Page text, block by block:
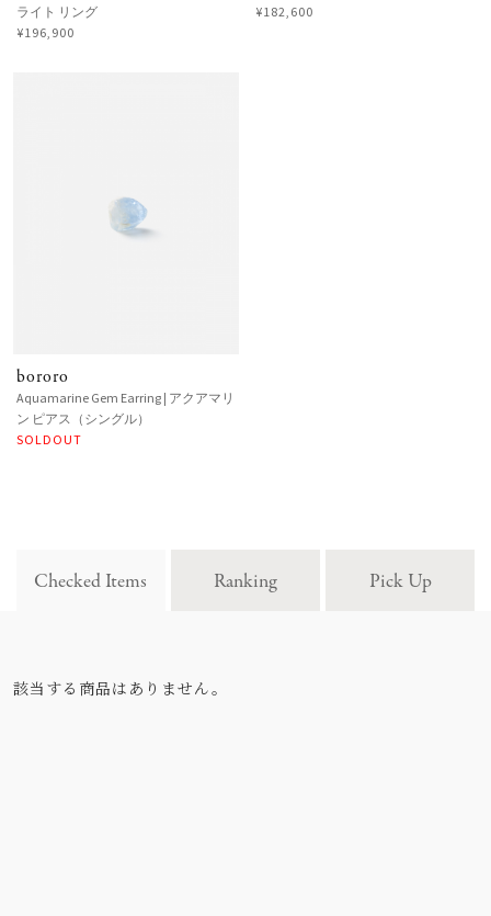
ライト リング
¥196,900
¥182,600
bororo
Aquamarine Gem Earring | アクアマリ
ン ピアス（シングル）
SOLDOUT
Checked Items Ranking Pick Up
該当する商品はありません。